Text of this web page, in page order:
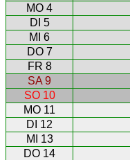
MO 4
DI 5
MI 6
DO 7
FR 8
SA 9
SO 10
MO 11
DI 12
MI 13
DO 14